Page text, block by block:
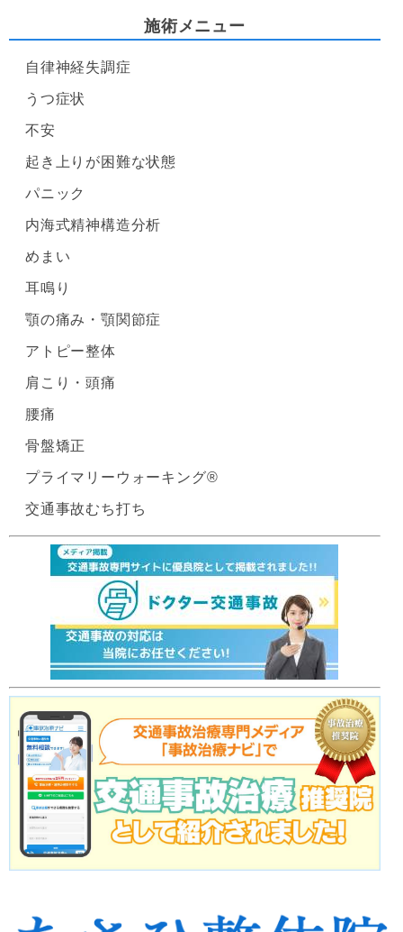
施術メニュー
自律神経失調症
うつ症状
不安
起き上りが困難な状態
パニック
内海式精神構造分析
めまい
耳鳴り
顎の痛み・顎関節症
アトピー整体
肩こり・頭痛
腰痛
骨盤矯正
プライマリーウォーキング®
交通事故むち打ち